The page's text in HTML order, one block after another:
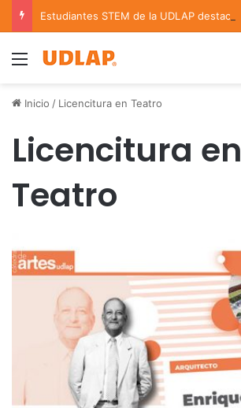
Menu
Inicio / Licencitura en Teatro
Licencitura en
Teatro